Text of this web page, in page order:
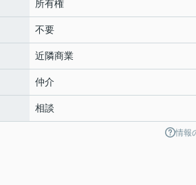
所有権
不要
近隣商業
仲介
相談
情報